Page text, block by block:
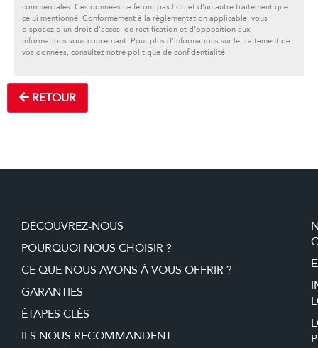
commerciales. Ces données ne feront pas l’objet d’un autre traitement que
celui mentionné. Conformément à la règlementation applicable, vous
disposez d’un droit d’accès, de rectification et d’opposition aux
informations vous concernant. Pour plus d’informations sur le traitement de
vos données, consultez notre politique de confidentialité.
RETOUR
DÉCOUVREZ-NOUS
POURQUOI NOUS CHOISIR ?
CE QUE NOUS AVONS À VOUS OFFRIR ?
GARANTIES
ÉTAPES CLÉS
ILS NOUS RECOMMANDENT